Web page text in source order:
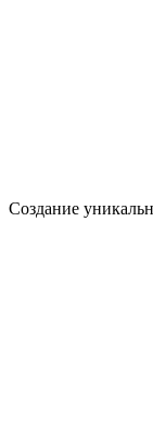
Создание